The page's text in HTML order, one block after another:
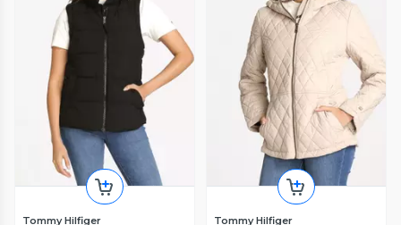
Tommy Hilfiger Tommy Hilfiger